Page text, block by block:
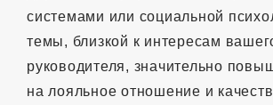
системами или социальной
темы, близкой к интересам
руководителя, значительно
на лояльное отношение и